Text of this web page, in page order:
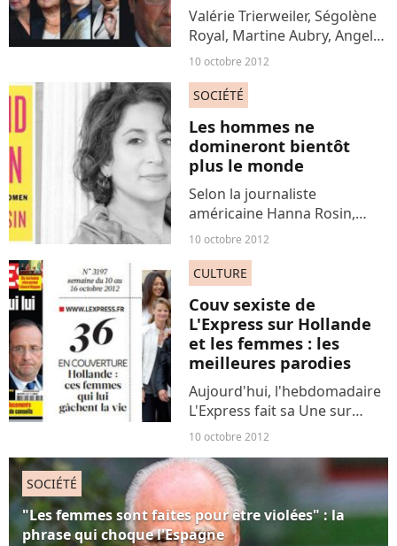
Valérie Trierweiler, Ségolène
Royal, Martine Aubry, Angela
Merkel, Cécile Duflot... Pour
gâchent la vie » du président
François Hollande. C'est ce
qu'annonce...
10 octobre 2012
SOCIÉTÉ
Les hommes ne
domineront bientôt
plus le monde
Selon la journaliste
américaine Hanna Rosin,
l'économie actuelle favorise
l'on se dirigerait lentement
mais sûrement vers la fin de
la domination des...
10 octobre 2012
CULTURE
Couv sexiste de
L'Express sur Hollande
et les femmes : les
meilleures parodies
Aujourd'hui, l'hebdomadaire
L'Express fait sa Une sur
françois Hollande entourée
l'hebdo, "lui gâchent la vie".
rapidement jugée sexiste par
les twittos et les...
10 octobre 2012
SOCIÉTÉ
"Les femmes sont faites pour être violées" : la
phrase qui choque l'Espagne